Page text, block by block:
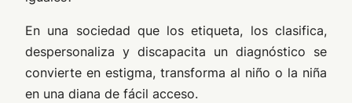
En una sociedad que los etiqueta, los clasifica,
despersonaliza y discapacita un diagnóstico se
convierte en estigma, transforma al niño o la niña
en una diana de fácil acceso.